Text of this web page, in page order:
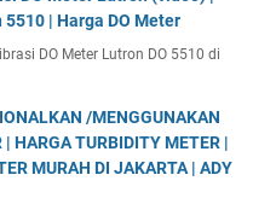
| Harga DO Meter
DO Meter Lutron DO 5510 di
/MENGGUNAKAN
HARGA TURBIDITY METER |
MURAH DI JAKARTA | ADY